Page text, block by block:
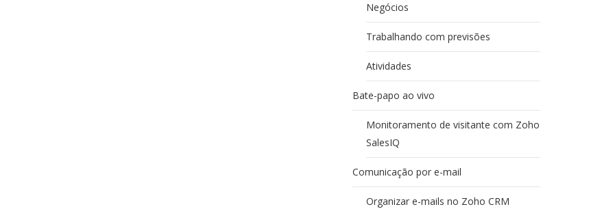
Negócios
Trabalhando com previsões
Atividades
Bate-papo ao vivo
Monitoramento de visitante com Zoho
SalesIQ
Comunicação por e-mail
Organizar e-mails no Zoho CRM